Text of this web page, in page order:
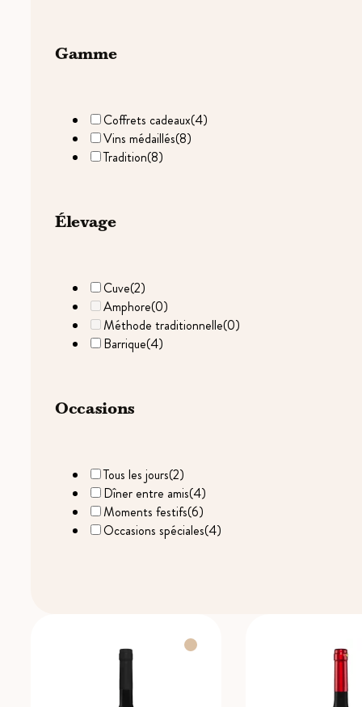
Gamme
Coffrets cadeaux(4)
Vins médaillés(8)
Tradition(8)
Élevage
Cuve(2)
Amphore(0)
Méthode traditionnelle(0)
Barrique(4)
Occasions
Tous les jours(2)
Dîner entre amis(4)
Moments festifs(6)
Occasions spéciales(4)